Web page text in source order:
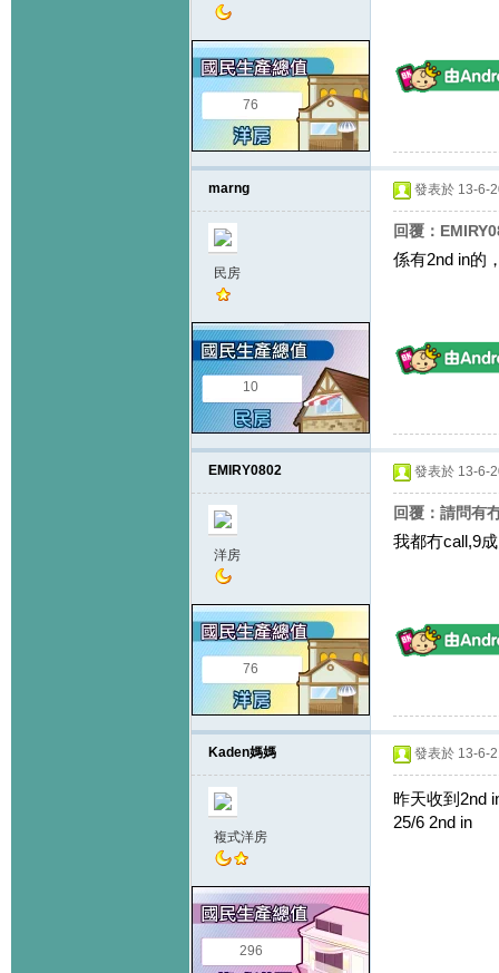
76
marng
民房
10
發表於 13-6-
回覆：
係有2nd in的
EMIRY0802
洋房
76
發表於 13-6-
回覆：請問有
我都冇call,9
Kaden媽媽
複式洋房
296
發表於 13-6-
昨天收到2nd
25/6 2nd in